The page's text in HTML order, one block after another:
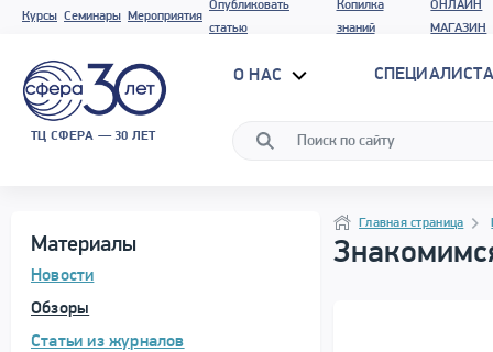
Курсы Семинары Мероприятия
Опубликовать
статью
Копилка
знаний
ОНЛАЙН
МАГАЗИН
ТЦ СФЕРА — 30 ЛЕТ
О НАС
Материалы
Новости
Обзоры
Статьи из журналов
Программа материала
Навигация
НавигацияГлавная страница